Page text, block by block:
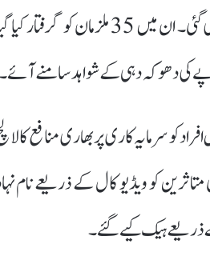
پولیس کارروائی میں مجموعی طور پر 89 سائبر جرائم میں ملوث افراد کے خلاف کارروائی کی گئی۔ ان میں 35 ملزمان کو
کو سرمایہ کاری پر بھاری منافع کا
کو ویڈیو کال کے ذریعے نام